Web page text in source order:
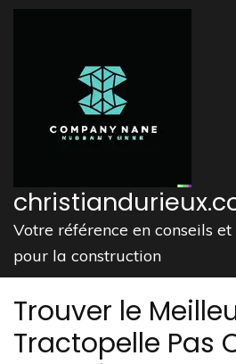
Aller
Votre référence en conseils
pour la construction
Trouver le
Tractopelle Pas